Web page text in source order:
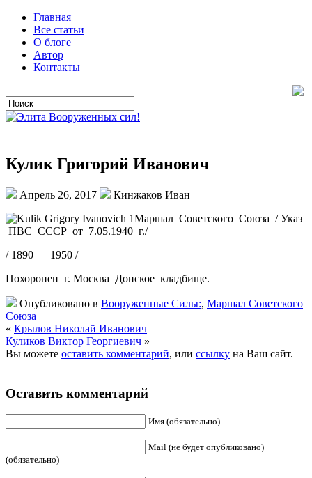
Главная
Все статьи
О блоге
Автор
Контакты
Кулик Григорий Иванович
Апрель 26, 2017
Кинжаков Иван
Маршал Советского Союза / Указ
ПВС СССР от 7.05.1940 г./
/ 1890 — 1950 /
Похоронен г. Москва Донское кладбище.
Опубликовано в Вооруженные Силы:, Маршал Советского
Союза
« Крылов Николай Иванович
Куликов Виктор Георгиевич »
Вы можете оставить комментарий, или ссылку на Ваш сайт.
Оставить комментарий
Имя (обязательно)
Mail (не будет опубликовано)
(обязательно)